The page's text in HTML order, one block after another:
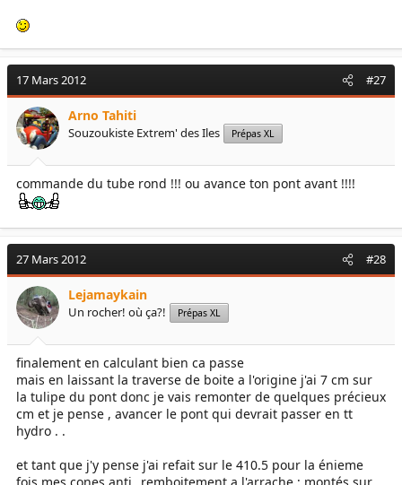
17 Mars 2012 #27
Arno Tahiti
Souzoukiste Extrem' des Iles Prépas XL
commande du tube rond !!! ou avance ton pont avant !!!!
27 Mars 2012 #28
Lejamaykain
Un rocher! où ça?! Prépas XL
finalement en calculant bien ca passe
mais en laissant la traverse de boite a l'origine j'ai 7 cm sur
la tulipe du pont donc je vais remonter de quelques précieux
cm et je pense , avancer le pont qui devrait passer en tt
hydro . .
et tant que j'y pense j'ai refait sur le 410.5 pour la énieme